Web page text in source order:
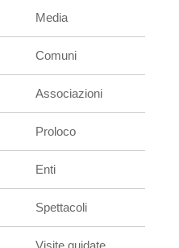
Media
Comuni
Associazioni
Proloco
Enti
Spettacoli
Visite guidate